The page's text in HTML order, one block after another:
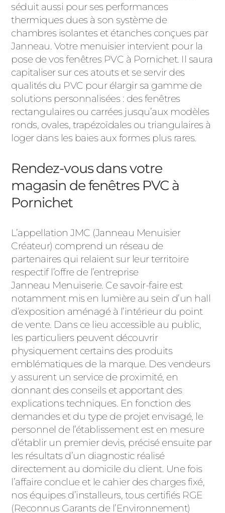
séduit aussi pour ses performances
thermiques dues à son système de
chambres isolantes et étanches conçues par
Janneau. Votre menuisier intervient pour la
pose de vos fenêtres PVC à Pornichet. Il saura
capitaliser sur ces atouts et se servir des
qualités du PVC pour élargir sa gamme de
solutions personnalisées : des fenêtres
rectangulaires ou carrées jusqu’aux modèles
ronds, ovales, trapézoïdales ou triangulaires à
loger dans les baies aux formes plus rares.
Rendez-vous dans votre
magasin de fenêtres PVC à
Pornichet
L’appellation JMC (Janneau Menuisier
Créateur) comprend un réseau de
partenaires qui relaient sur leur territoire
respectif l’offre de l’entreprise
Janneau Menuiserie. Ce savoir-faire est
notamment mis en lumière au sein d’un hall
d’exposition aménagé à l’intérieur du point
de vente. Dans ce lieu accessible au public,
les particuliers peuvent découvrir
physiquement certains des produits
emblématiques de la marque. Des vendeurs
y assurent un service de proximité, en
donnant des conseils et apportant des
explications techniques. En fonction des
demandes et du type de projet envisagé, le
personnel de l’établissement est en mesure
d’établir un premier devis, précisé ensuite par
les résultats d’un diagnostic réalisé
directement au domicile du client. Une fois
l’affaire conclue et le cahier des charges fixé,
nos équipes d’installeurs, tous certifiés RGE
(Reconnus Garants de l’Environnement)